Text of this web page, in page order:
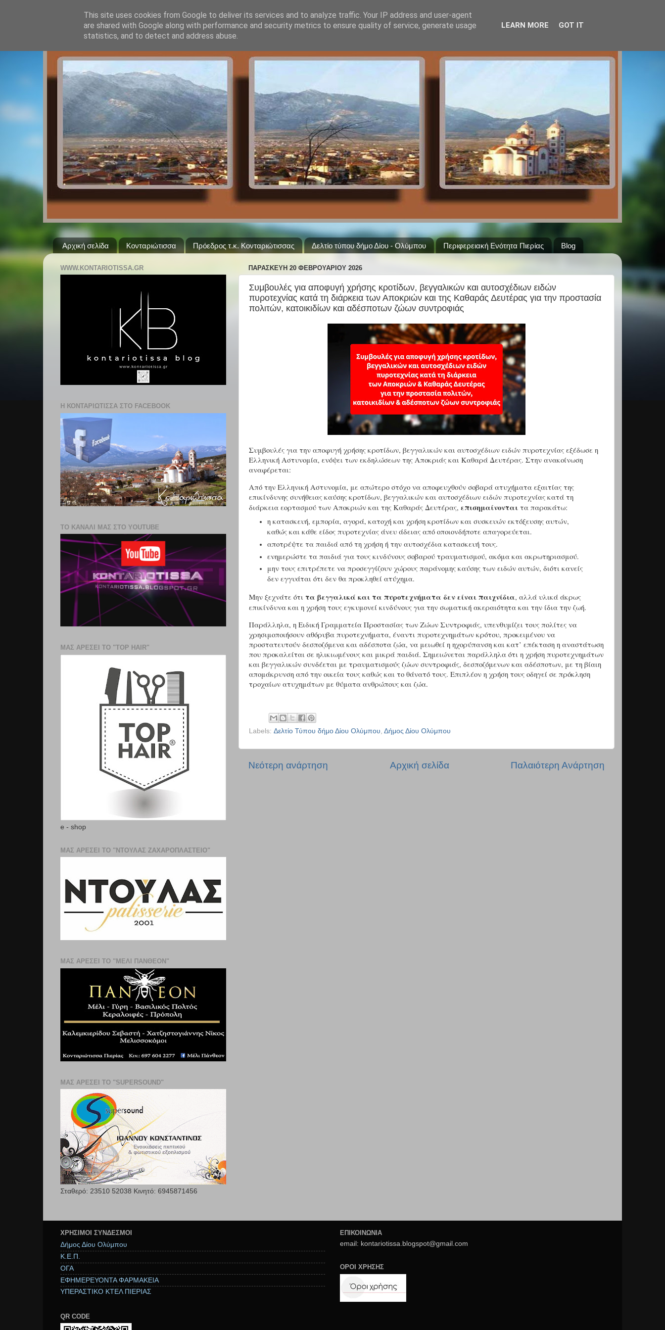
Αρχική σελίδα Κονταριώτισσα Πρόεδρος τ.κ. Κονταριώτισσας Δελτίο τύπου δήμο Δίου - Ολύμπου Περιφερειακή Ενότητα Πιερίας Blog
ΠΑΡΑΣΚΕΥΉ 20 ΦΕΒΡΟΥΑΡΊΟΥ 2026
Συμβουλές για αποφυγή χρήσης κροτίδων, βεγγαλικών και αυτοσχέδιων ειδών
πυροτεχνίας κατά τη διάρκεια των Αποκριών και της Καθαράς Δευτέρας για την προστασία
πολιτών, κατοικιδίων και αδέσποτων ζώων συντροφιάς
Συμβουλές για την αποφυγή χρήσης κροτίδων, βεγγαλικών και αυτοσχέδιων ειδών πυροτεχνίας εξέδωσε η
Ελληνική Αστυνομία, ενόψει των εκδηλώσεων της Αποκριάς και Καθαρά Δευτέρας. Στην ανακοίνωση
αναφέρεται:
Από την Ελληνική Αστυνομία, με απώτερο στόχο να αποφευχθούν σοβαρά ατυχήματα εξαιτίας της
επικίνδυνης συνήθειας καύσης κροτίδων, βεγγαλικών και αυτοσχέδιων ειδών πυροτεχνίας κατά τη
διάρκεια εορτασμού των Αποκριών και της Καθαράς Δευτέρας, επισημαίνονται τα παρακάτω:
η κατασκευή, εμπορία, αγορά, κατοχή και χρήση κροτίδων και συσκευών εκτόξευσης αυτών,
καθώς και κάθε είδος πυροτεχνίας άνευ άδειας από οποιονδήποτε απαγορεύεται.
αποτρέψτε τα παιδιά από τη χρήση ή την αυτοσχέδια κατασκευή τους.
ενημερώστε τα παιδιά για τους κινδύνους σοβαρού τραυματισμού, ακόμα και ακρωτηριασμού.
μην τους επιτρέπετε να προσεγγίζουν χώρους παράνομης καύσης των ειδών αυτών, διότι κανείς
δεν εγγυάται ότι δεν θα προκληθεί ατύχημα.
Μην ξεχνάτε ότι τα βεγγαλικά και τα πυροτεχνήματα δεν είναι παιχνίδια, αλλά υλικά άκρως
επικίνδυνα και η χρήση τους εγκυμονεί κινδύνους για την σωματική ακεραιότητα και την ίδια την ζωή.
Παράλληλα, η Ειδική Γραμματεία Προστασίας των Ζώων Συντροφιάς, υπενθυμίζει τους πολίτες να
χρησιμοποιήσουν αθόρυβα πυροτεχνήματα, έναντι πυροτεχνημάτων κρότου, προκειμένου να
προστατευτούν δεσποζόμενα και αδέσποτα ζώα, να μειωθεί η ηχορύπανση και κατ’ επέκταση η αναστάτωση
που προκαλείται σε ηλικιωμένους και μικρά παιδιά. Σημειώνεται παράλληλα ότι η χρήση πυροτεχνημάτων
και βεγγαλικών συνδέεται με τραυματισμούς ζώων συντροφιάς, δεσποζόμενων και αδέσποτων, με τη βίαιη
απομάκρυνση από την οικεία τους καθώς και το θάνατό τους. Επιπλέον η χρήση τους οδηγεί σε πρόκληση
τροχαίων ατυχημάτων με θύματα ανθρώπους και ζώα.
Labels: Δελτίο Τύπου δήμο Δίου Ολύμπου Δήμος Δίου Ολύμπου
Νεότερη ανάρτηση Παλαιότερη Ανάρτηση
Αρχική σελίδα
WWW.KONTARIOTISSA.GR
Η ΚΟΝΤΑΡΙΩΤΙΣΣΑ ΣΤΟ FACEBOOK
ΤΟ ΚΑΝΑΛΙ ΜΑΣ ΣΤΟ YOUTUBE
ΜΑΣ ΑΡΕΣΕΙ ΤΟ "TOP HAIR"
e - shop
ΜΑΣ ΑΡΕΣΕΙ ΤΟ "ΝΤΟΥΛΑΣ ΖΑΧΑΡΟΠΛΑΣΤΕΊΟ"
ΜΑΣ ΑΡΕΣΕΙ ΤΟ "ΜΕΛΙ ΠΑΝΘΕΟΝ"
ΜΑΣ ΑΡΕΣΕΙ ΤΟ "SUPERSOUND"
Σταθερό: 23510 52038 Κινητό: 6945871456
ΧΡΉΣΙΜΟΙ ΣΥΝΔΕΣΜΟΙ
Δήμος Δίου Ολύμπου
Κ.Ε.Π.
ΟΓΑ
ΕΦΗΜΕΡΕΥΟΝΤΑ ΦΑΡΜΑΚΕΙΑ
ΥΠΕΡΑΣΤΙΚΟ ΚΤΕΛ ΠΙΕΡΙΑΣ
QR CODE
ΕΠΙΚΟΙΝΩΝΙΑ
email: kontariotissa.blogspot@gmail.com
ΟΡΟΙ ΧΡΗΣΗΣ
This site uses cookies from Google to deliver its services and to analyze traffic. Your IP address and user-agent
are shared with Google along with performance and security metrics to ensure quality of service, generate usage
statistics, and to detect and address abuse.
LEARN MORE GOT IT